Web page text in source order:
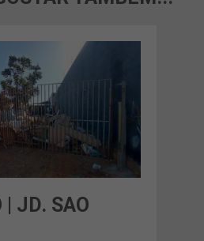
| JD. SAO